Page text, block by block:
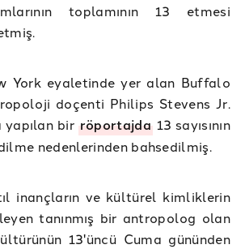
toplamının 13 etmesi
York eyaletinde yer alan Buffalo
doçenti Philips Stevens Jr.
yapılan bir röportajda13 sayısının
nedenlerinden bahsedilmiş.
inançların ve kültürel kimliklerin
tanınmış bir antropolog olan
13'üncü Cuma gününden